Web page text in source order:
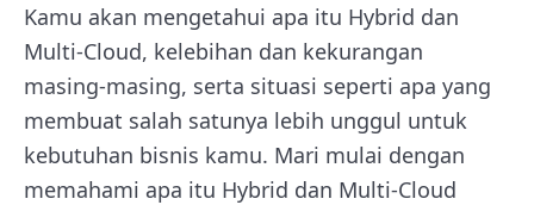
Kamu akan mengetahui apa itu Hybrid dan
Multi-Cloud, kelebihan dan kekurangan
masing-masing, serta situasi seperti apa yang
membuat salah satunya lebih unggul untuk
kebutuhan bisnis kamu. Mari mulai dengan
memahami apa itu Hybrid dan Multi-Cloud